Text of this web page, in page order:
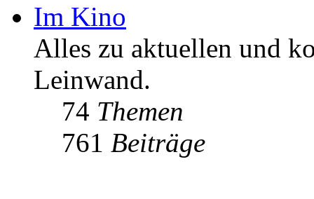
Im Kino
Alles zu aktuellen und
Leinwand.
74 Themen
761 Beiträge